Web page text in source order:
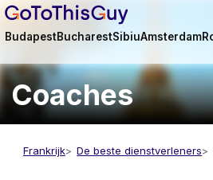
BudapestBucharestSibiuAmsterdam
Coaches
Frankrijk De beste dienstverleners